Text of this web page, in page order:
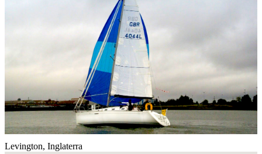
Levington, Inglaterra